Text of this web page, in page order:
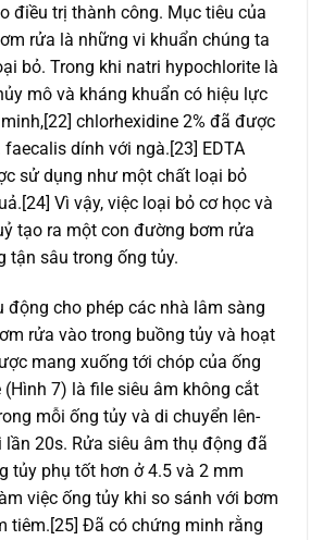
điều trị thành công. Mục tiêu của
rửa là những vi khuẩn chúng ta
bỏ. Trong khi natri hypochlorite là
mô và kháng khuẩn có hiệu lực
chlorhexidine 2% đã được
faecalis dính với ngà.[23] EDTA
sử dụng như một chất loại bỏ
Vì vậy, việc loại bỏ cơ học và
tạo ra một con đường bơm rửa
tận sâu trong ống tủy.
động cho phép các nhà lâm sàng
rửa vào trong buồng tủy và hoạt
mang xuống tới chóp của ống
7) là file siêu âm không cắt
mỗi ống tủy và di chuyển lên-
20s. Rửa siêu âm thụ động đã
tủy phụ tốt hơn ở 4.5 và 2 mm
việc ống tủy khi so sánh với bơm
tiêm.[25] Đã có chứng minh rằng